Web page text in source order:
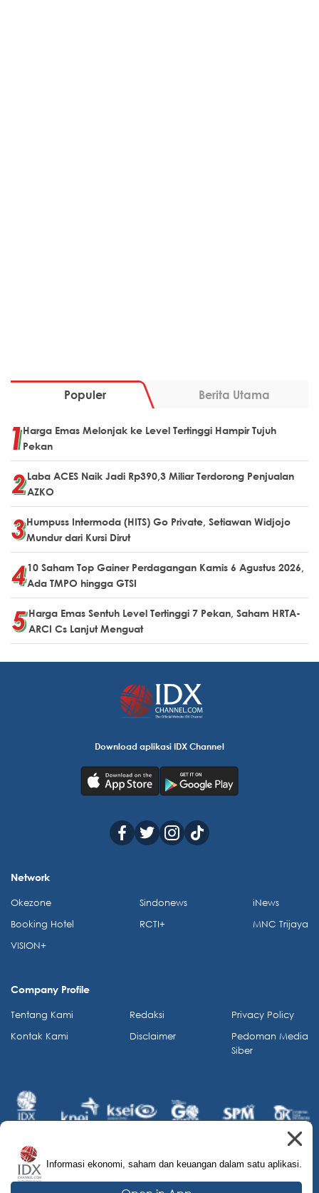
Populer Berita Utama
Harga Emas Melonjak ke Level Tertinggi Hampir Tujuh
Pekan
Laba ACES Naik Jadi Rp390,3 Miliar Terdorong Penjualan
AZKO
Humpuss Intermoda (HITS) Go Private, Setiawan Widjojo
Mundur dari Kursi Dirut
10 Saham Top Gainer Perdagangan Kamis 6 Agustus 2026,
Ada TMPO hingga GTSI
Harga Emas Sentuh Level Tertinggi 7 Pekan, Saham HRTA-
ARCI Cs Lanjut Menguat
Informasi ekonomi, saham dan keuangan dalam satu aplikasi.
Download aplikasi IDX Channel
Network
Okezone
Booking Hotel
VISION+
Sindonews
RCTI+
iNews
MNC Trijaya
Company Profile
Tentang Kami
Kontak Kami
Redaksi
Disclaimer
Privacy Policy
Pedoman Media
Siber
© 2026 IDX Channel. All Rights Reserved.